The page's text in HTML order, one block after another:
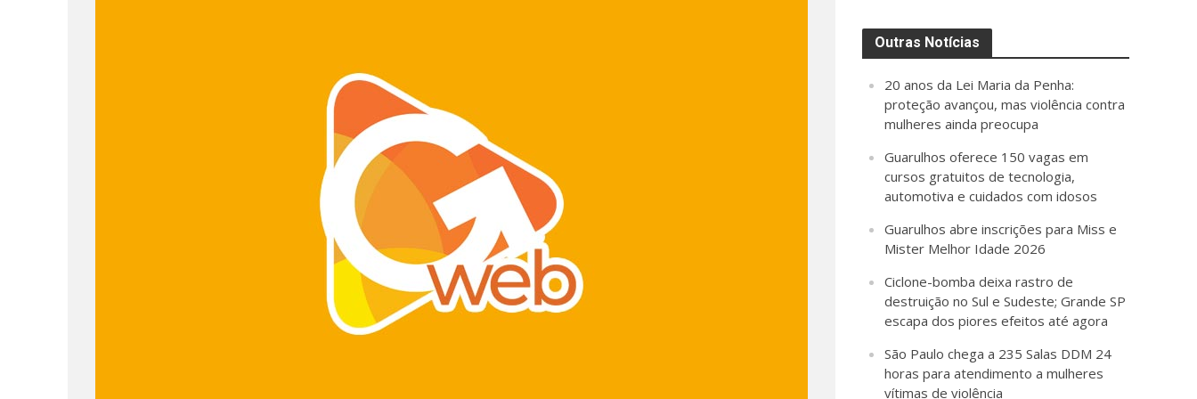
Outras Notícias
20 anos da Lei Maria da Penha:
proteção avançou, mas violência contra
mulheres ainda preocupa
Guarulhos oferece 150 vagas em
cursos gratuitos de tecnologia,
automotiva e cuidados com idosos
Guarulhos abre inscrições para Miss e
Mister Melhor Idade 2026
Ciclone-bomba deixa rastro de
destruição no Sul e Sudeste; Grande SP
escapa dos piores efeitos até agora
São Paulo chega a 235 Salas DDM 24
horas para atendimento a mulheres
vítimas de violência